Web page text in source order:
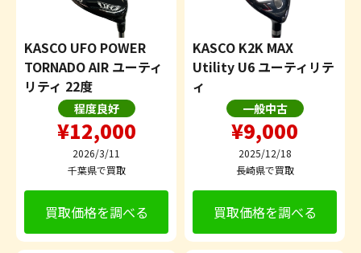
KASCO UFO POWER
TORNADO AIR ユーティ
リティ 22度
程度良好
¥12,000
2026/3/11
千葉県で買取
買取価格を調べる
KASCO K2K MAX
Utility U6 ユーティリテ
ィ
一般中古
¥9,000
2025/12/18
長崎県で買取
買取価格を調べる